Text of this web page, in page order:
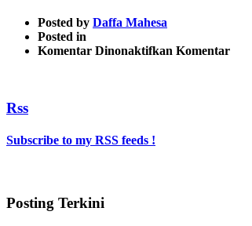
Posted by Daffa Mahesa
Posted in
Komentar Dinonaktifkan pada
Komentar
Rss
Subscribe to my RSS feeds !
Posting Terkini